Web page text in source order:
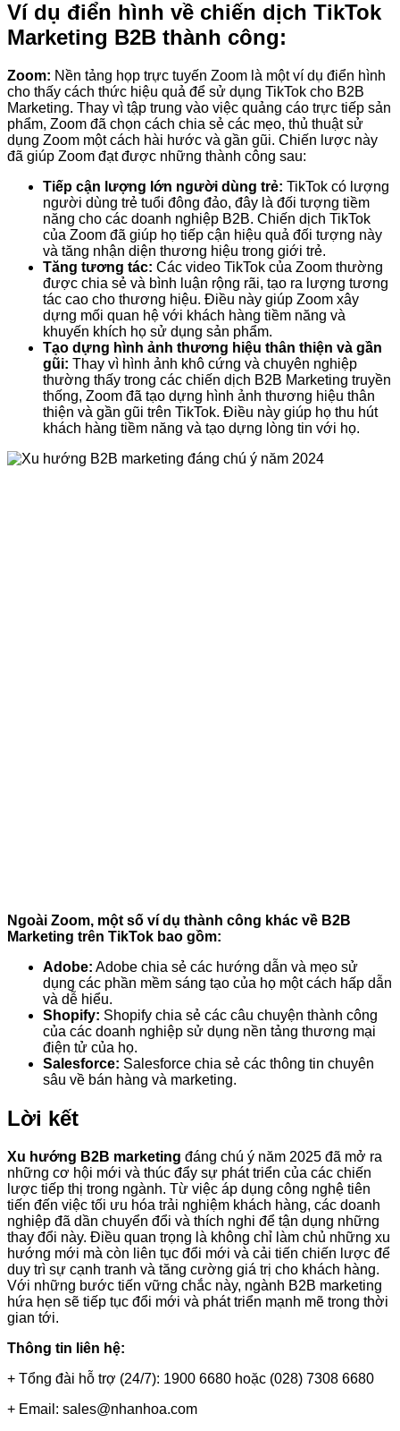
Ví dụ điển hình về chiến dịch TikTok
Marketing B2B thành công:
Zoom: Nền tảng họp trực tuyến Zoom là một ví dụ điển hình
cho thấy cách thức hiệu quả để sử dụng TikTok cho B2B
Marketing. Thay vì tập trung vào việc quảng cáo trực tiếp sản
phẩm, Zoom đã chọn cách chia sẻ các mẹo, thủ thuật sử
dụng Zoom một cách hài hước và gần gũi. Chiến lược này
đã giúp Zoom đạt được những thành công sau:
Tiếp cận lượng lớn người dùng trẻ: TikTok có lượng
người dùng trẻ tuổi đông đảo, đây là đối tượng tiềm
năng cho các doanh nghiệp B2B. Chiến dịch TikTok
của Zoom đã giúp họ tiếp cận hiệu quả đối tượng này
và tăng nhận diện thương hiệu trong giới trẻ.
Tăng tương tác: Các video TikTok của Zoom thường
được chia sẻ và bình luận rộng rãi, tạo ra lượng tương
tác cao cho thương hiệu. Điều này giúp Zoom xây
dựng mối quan hệ với khách hàng tiềm năng và
khuyến khích họ sử dụng sản phẩm.
Tạo dựng hình ảnh thương hiệu thân thiện và gần
gũi: Thay vì hình ảnh khô cứng và chuyên nghiệp
thường thấy trong các chiến dịch B2B Marketing truyền
thống, Zoom đã tạo dựng hình ảnh thương hiệu thân
thiện và gần gũi trên TikTok. Điều này giúp họ thu hút
khách hàng tiềm năng và tạo dựng lòng tin với họ.
Ngoài Zoom, một số ví dụ thành công khác về B2B
Marketing trên TikTok bao gồm:
Adobe: Adobe chia sẻ các hướng dẫn và mẹo sử
dụng các phần mềm sáng tạo của họ một cách hấp dẫn
và dễ hiểu.
Shopify: Shopify chia sẻ các câu chuyện thành công
của các doanh nghiệp sử dụng nền tảng thương mại
điện tử của họ.
Salesforce: Salesforce chia sẻ các thông tin chuyên
sâu về bán hàng và marketing.
Lời kết
Xu hướng B2B marketing đáng chú ý năm 2025 đã mở ra
những cơ hội mới và thúc đẩy sự phát triển của các chiến
lược tiếp thị trong ngành. Từ việc áp dụng công nghệ tiên
tiến đến việc tối ưu hóa trải nghiệm khách hàng, các doanh
nghiệp đã dần chuyển đổi và thích nghi để tận dụng những
thay đổi này. Điều quan trọng là không chỉ làm chủ những xu
hướng mới mà còn liên tục đổi mới và cải tiến chiến lược để
duy trì sự cạnh tranh và tăng cường giá trị cho khách hàng.
Với những bước tiến vững chắc này, ngành B2B marketing
hứa hẹn sẽ tiếp tục đổi mới và phát triển mạnh mẽ trong thời
gian tới.
Thông tin liên hệ:
+ Tổng đài hỗ trợ (24/7): 1900 6680 hoặc (028) 7308 6680
+ Email: sales@nhanhoa.com